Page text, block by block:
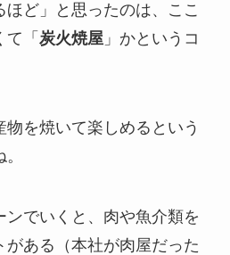
ほど」と思ったのは、ここ
「 炭火焼屋」かというコ
を焼いて楽しめるという
ンでいくと、肉や魚介類を
ある（本社が肉屋だった